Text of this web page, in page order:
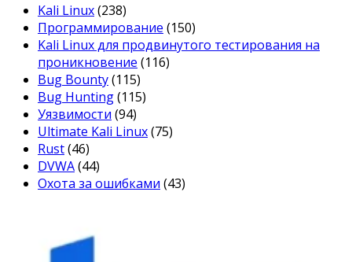
Kali Linux(238)
Программирование (150)
Kali Linux для продвинутого тестирования на
проникновение (116)
Bug Bounty(115)
Bug Hunting(115)
Уязвимости (94)
Ultimate Kali Linux(75)
Rust(46)
DVWA(44)
Охота за ошибками (43)